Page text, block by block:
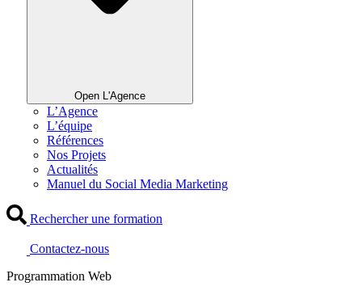
Open L'Agence
L’Agence
L’équipe
Références
Nos Projets
Actualités
Manuel du Social Media Marketing
Rechercher une formation
Contactez-nous
Programmation Web